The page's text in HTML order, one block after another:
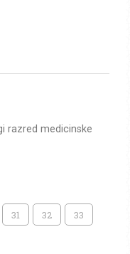
razred medicinske
31 32 33